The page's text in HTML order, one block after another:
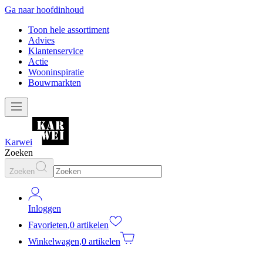
Ga naar hoofdinhoud
Toon hele assortiment
Advies
Klantenservice
Actie
Wooninspiratie
Bouwmarkten
Karwei
Zoeken
Zoeken
Inloggen
Favorieten,0 artikelen
Winkelwagen,0 artikelen